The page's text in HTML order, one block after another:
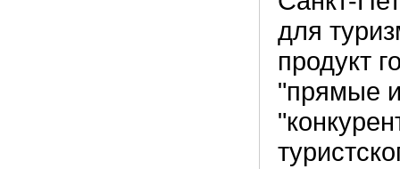
для
продукт
"прямые